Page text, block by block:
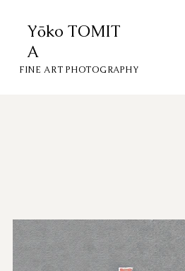
Yōko TOMIT
A
FINE ART PHOTOGRAPHY